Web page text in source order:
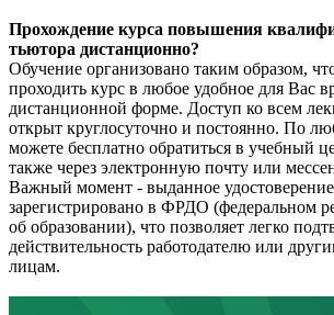
Прохождение курса повышения
тьютора дистанционно?
Обучение организовано таким образом,
проходить курс в любое удобное для Вас
дистанционной форме. Доступ ко всем
открыт круглосуточно и постоянно. По
можете бесплатно обратиться в учебный
также через электронную почту или
Важный момент - выданное удостоверение
зарегистрировано в ФРДО (федеральном
об образовании), что позволяет легко
действительность работодателю или
лицам.